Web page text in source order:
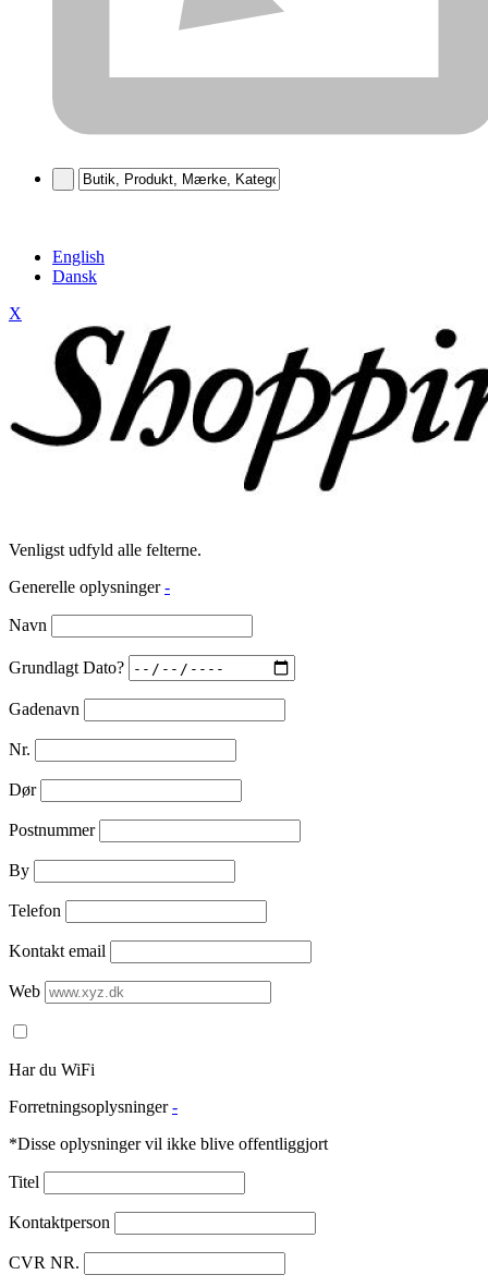
English
Dansk
X
Venligst udfyld alle felterne.
Generelle oplysninger -
Navn
Grundlagt Dato?
Gadenavn
Nr.
Dør
Postnummer
By
Telefon
Kontakt email
Web
Har du WiFi
Forretningsoplysninger -
*Disse oplysninger vil ikke blive offentliggjort
Titel
Kontaktperson
CVR NR.